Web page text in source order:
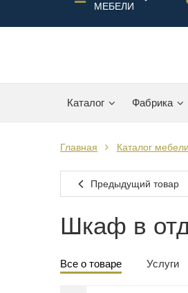
МЕБЕЛИ
Каталог Фабрика
Главная Каталог мебели
Предыдущий товар
Шкаф в
Все о товаре Услуги